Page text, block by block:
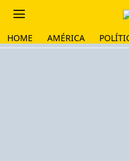
HOME AMÉRICA